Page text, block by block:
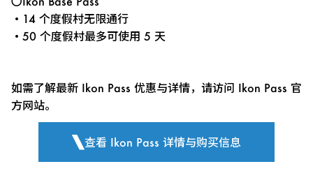
・14 个度假村无限通行
・50 个度假村最多可使用 5 天
如需了解最新 Ikon Pass 优惠与详情，请访问 Ikon Pass 官
方网站。
查看 Ikon Pass 详情与购买信息